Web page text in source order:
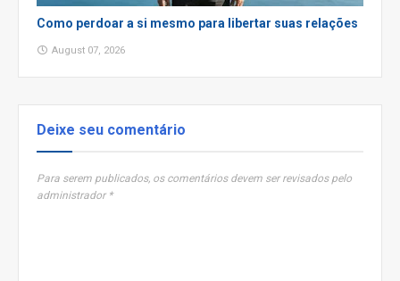
Como perdoar a si mesmo para libertar suas relações
August 07, 2026
Deixe seu comentário
Para serem publicados, os comentários devem ser revisados pelo
administrador *